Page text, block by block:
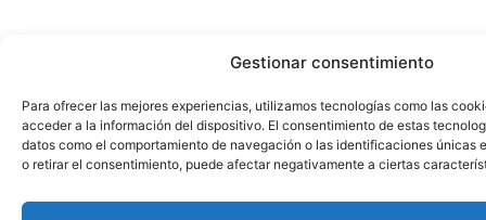
Gestionar consentimiento
Para ofrecer las mejores experiencias, utilizamos tecnologías como las
acceder a la información del dispositivo. El consentimiento de estas
datos como el comportamiento de navegación o las identificaciones únicas
o retirar el consentimiento, puede afectar negativamente a ciertas